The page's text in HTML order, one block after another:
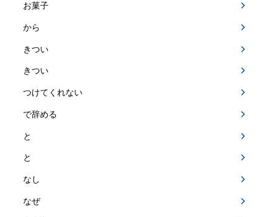
お菓子
から
きつい
きつい
つけてくれない
で辞める
と
と
なし
なぜ